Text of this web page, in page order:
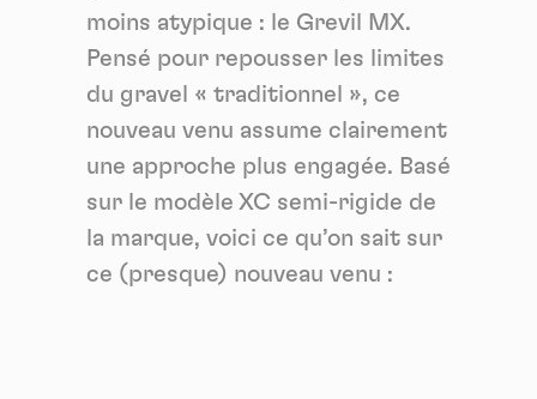
moins atypique : le Grevil MX.
Pensé pour repousser les limites
du gravel « traditionnel », ce
nouveau venu assume clairement
une approche plus engagée. Basé
sur le modèle XC semi-rigide de
la marque, voici ce qu’on sait sur
ce (presque) nouveau venu :